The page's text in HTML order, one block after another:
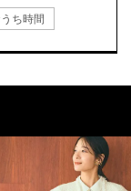
ち時間